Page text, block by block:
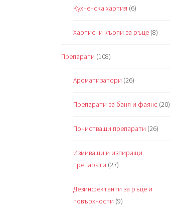
Кухненска хартия (6)
Хартиени кърпи за ръце (8)
Препарати (108)
Ароматизатори (26)
Препарати за баня и фаянс (20)
Почистващи препарати (26)
Измиващи и изпиращи
препарати (27)
Дезинфектанти за ръце и
повърхности (9)